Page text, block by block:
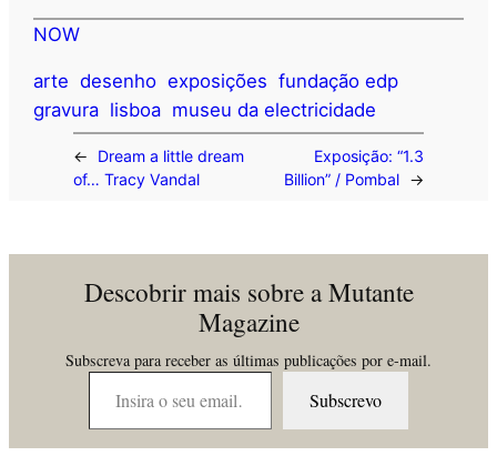
NOW
arte desenho exposições fundação edp
gravura lisboa museu da electricidade
←
Dream a little dream
of… Tracy Vandal
Exposição: “1.3
Billion” / Pombal
→
Descobrir mais sobre a Mutante
Magazine
Subscreva para receber as últimas publicações por e-mail.
Insira o seu email…
Subscrevo